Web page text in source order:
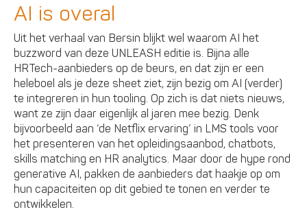
AI is overal
Uit het verhaal van Bersin blijkt wel waarom AI het
buzzword van deze UNLEASH editie is. Bijna alle
HRTech-aanbieders op de beurs, en dat zijn er een
heleboel als je deze sheet ziet, zijn bezig om AI (verder)
te integreren in hun tooling. Op zich is dat niets nieuws,
want ze zijn daar eigenlijk al jaren mee bezig. Denk
bijvoorbeeld aan ‘de Netflix ervaring’ in LMS tools voor
het presenteren van het opleidingsaanbod, chatbots,
skills matching en HR analytics. Maar door de hype rond
generative AI, pakken de aanbieders dat haakje op om
hun capaciteiten op dit gebied te tonen en verder te
ontwikkelen.